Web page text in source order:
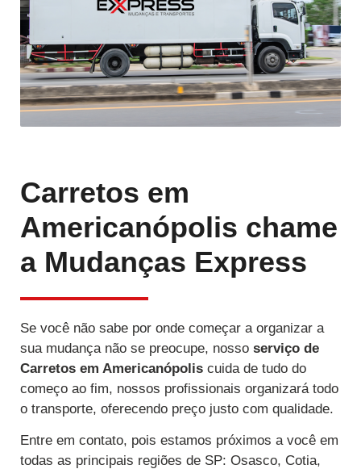
Carretos em
Americanópolis chame
a Mudanças Express
Se você não sabe por onde começar a organizar a
sua mudança não se preocupe, nosso serviço de
Carretos em Americanópolis cuida de tudo do
começo ao fim, nossos profissionais organizará todo
o transporte, oferecendo preço justo com qualidade.
Entre em contato, pois estamos próximos a você em
todas as principais regiões de SP: Osasco, Cotia,